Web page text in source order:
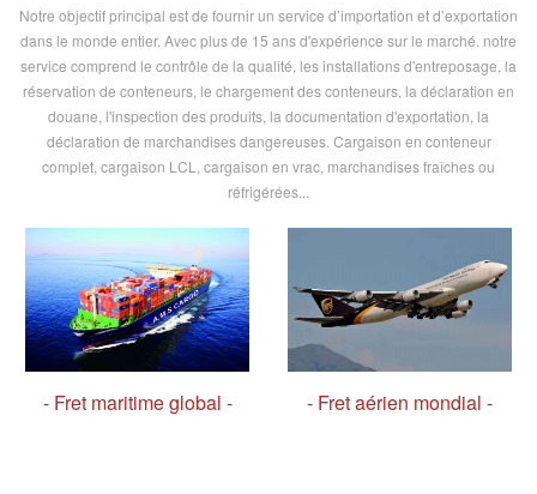
Notre objectif principal est de fournir un service d’importation et d’exportation
dans le monde entier. Avec plus de 15 ans d'expérience sur le marché. notre
service comprend le contrôle de la qualité, les installations d'entreposage, la
réservation de conteneurs, le chargement des conteneurs, la déclaration en
douane, l'inspection des produits, la documentation d'exportation, la
déclaration de marchandises dangereuses. Cargaison en conteneur
complet, cargaison LCL, cargaison en vrac, marchandises fraîches ou
réfrigérées...
- Fret maritime global - - Fret aérien mondial -